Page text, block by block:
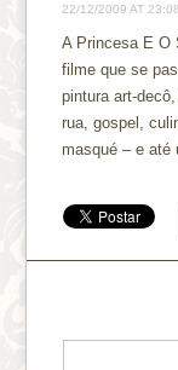
22/12/2009 AT 23:08
A Princesa E O
filme que se
pintura art-
rua, gospel,
masqué – e